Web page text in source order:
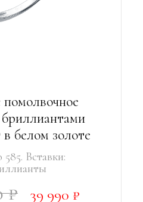
помолвочное
в белом золоте
Вставки:
₽ 39 990 ₽